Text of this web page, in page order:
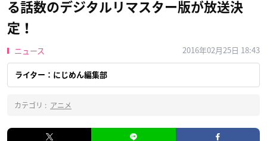
る話数のデジタルリマスター版が放送決
定！
ニュース 2016年02月25日 18:43
ライター：にじめん編集部
カテゴリ : アニメ